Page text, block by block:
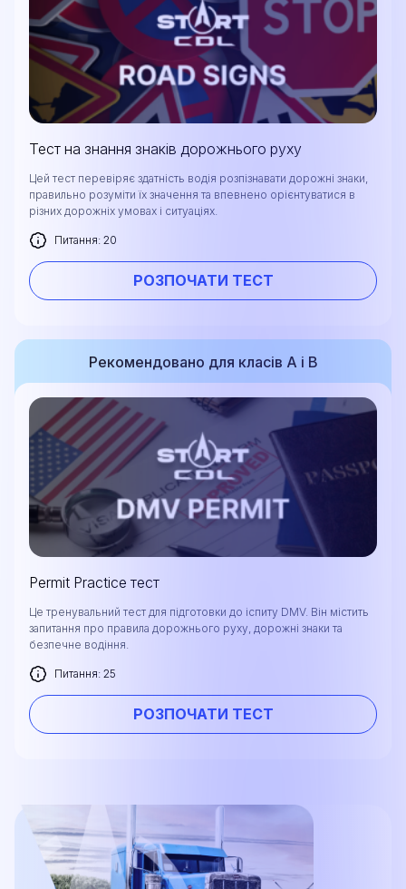
Тест на знання знаків дорожнього руху
Цей тест перевіряє здатність водія розпізнавати дорожні знаки,
правильно розуміти їх значення та впевнено орієнтуватися в
різних дорожніх умовах і ситуаціях.
Питання: 20
РОЗПОЧАТИ ТЕСТ
Рекомендовано для класів A і B
Permit Practice тест
Це тренувальний тест для підготовки до іспиту DMV. Він містить
запитання про правила дорожнього руху, дорожні знаки та
безпечне водіння.
Питання: 25
РОЗПОЧАТИ ТЕСТ